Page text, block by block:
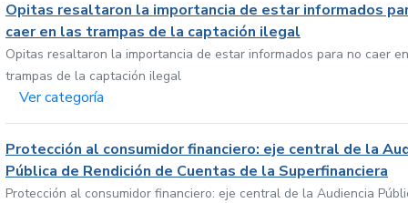
Opitas resaltaron la importancia de estar informados
caer en las trampas de la captación ilegal
Opitas resaltaron la importancia de estar informados para no caer
trampas de la captación ilegal
Ver categoría
Protección al consumidor financiero: eje central de la
Pública de Rendición de Cuentas de la Superfinanciera
Protección al consumidor financiero: eje central de la Audiencia